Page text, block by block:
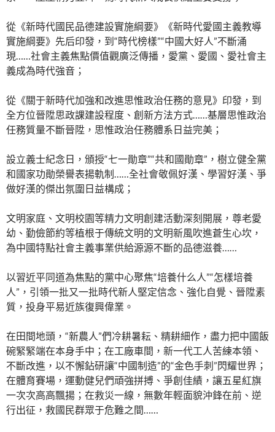
從《新時代國民品德建設實施綱要》《新時代愛國主義教導
實施綱要》先后印發，到“時代榜樣”“中國大好人”不斷涌
現……社會主義焦點價值觀廣泛傳播，愛黨、愛國、愛社會主
義成為時代強音；
從《關于新時代加強和改進思惟政治任務的意見》印發，到
全方位晉陞思政課建設程度、創新方法方式……基層思惟政治
任務質量不斷晉陞，思惟政治任務體系日益完美；
設立義士紀念日，頒授“七一勛章”“共和國勛章”，樹立健全黨
和國家功勛榮譽表揚軌制……全社會敬佩好漢、學習好漢、爭
做好漢的傑出氛圍日益構成；
文明家庭、文明校園等精力文明創建活動深刻開展，尊老愛
幼、勤儉節約等植根于傳統文明的文明新風吹進蒼生心坎，
為中國特點社會主義事業供給源源不斷的品德滋養……
以習近平同道為焦點的黨中心聚焦“培養什么人”“怎樣培養
人”，引領一批又一批時代新人堅定信念、強化自覺、晉陞素
質，投身平易近族復興偉業。
在田間地頭，“新農人”們冷耕暑耘、精耕細作，盡力把中國飯
碗緊緊端在本身手中；在工廠車間，新一代工人苦練本領、
不斷改進，以不懈鉆研讓“中國制造”的“金色手刺”閃耀世界；
在體育賽場，運動健兒們頑強拼搏、爭創佳績，讓五星紅旗
一次次高高飄揚；在救災一線，無數年輕面貌沖鋒在前、逆
行出征，救國民群眾于危難之間……